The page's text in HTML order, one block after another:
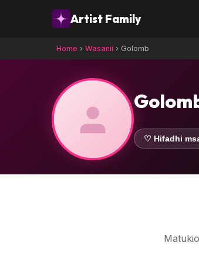
Artist Family
Home › Wasanii › Golomb
♡ Hifadhi